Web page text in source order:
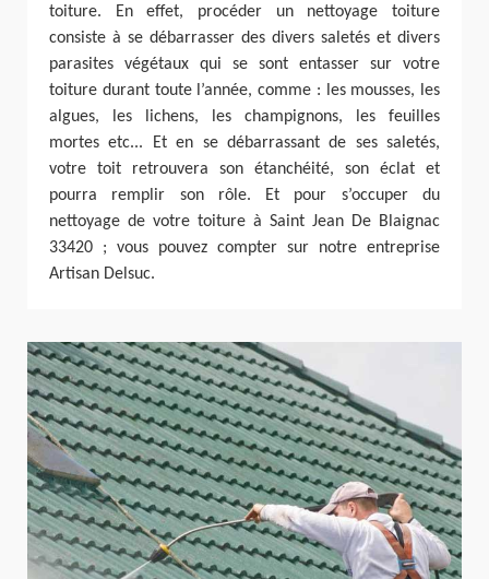
toiture. En effet, procéder un nettoyage toiture
consiste à se débarrasser des divers saletés et divers
parasites végétaux qui se sont entasser sur votre
toiture durant toute l’année, comme : les mousses, les
algues, les lichens, les champignons, les feuilles
mortes etc... Et en se débarrassant de ses saletés,
votre toit retrouvera son étanchéité, son éclat et
pourra remplir son rôle. Et pour s’occuper du
nettoyage de votre toiture à Saint Jean De Blaignac
33420 ; vous pouvez compter sur notre entreprise
Artisan Delsuc.